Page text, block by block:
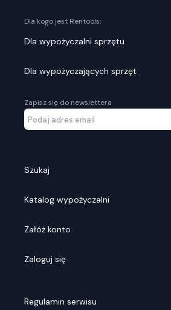
Dla kogo jest Rentools:
Dla wypożyczalni sprzętu
Dla wypożyczających sprzęt
Zapisz się do newslettera
Szukaj
Katalog wypożyczalni
Załóż konto
Zaloguj się
Regulamin serwisu